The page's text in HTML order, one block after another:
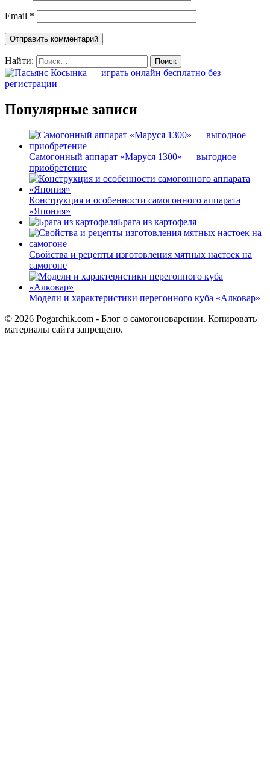
Email *
Найти:
Популярные записи
Самогонный аппарат «Маруся 1300» — выгодное
приобретение
Конструкция и особенности самогонного аппарата
«Япония»
Брага из картофеля
Свойства и рецепты изготовления мятных настоек на
самогоне
Модели и характеристики перегонного куба «Алковар»
© 2026 Pogarchik.com - Блог о самогоноварении. Копировать
материалы сайта запрещено.